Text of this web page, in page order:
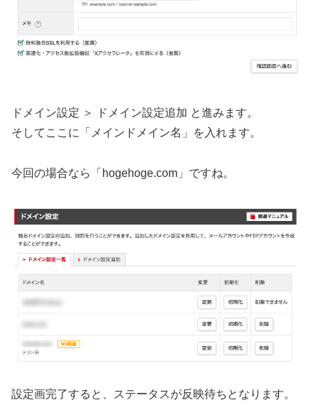
ドメイン設定 ＞ ドメイン設定追加 と進みます。
そしてここに「メインドメイン名」を入れます。
今回の場合なら「hogehoge.com」ですね。
設定画完了すると、ステータスが反映待ちとなります。